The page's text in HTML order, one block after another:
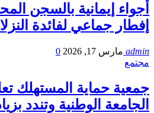
أجواء إيمانية بالسجن
إفطار جماعي لفائدة
admin مارس 17, 2026
0
مجتمع
جمعية حماية المستهلك
الجامعة الوطنية وتندد